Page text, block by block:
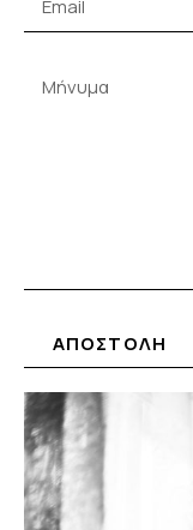
ΑΠΟΣΤΟΛΗ